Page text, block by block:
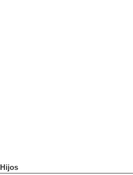
Hijos